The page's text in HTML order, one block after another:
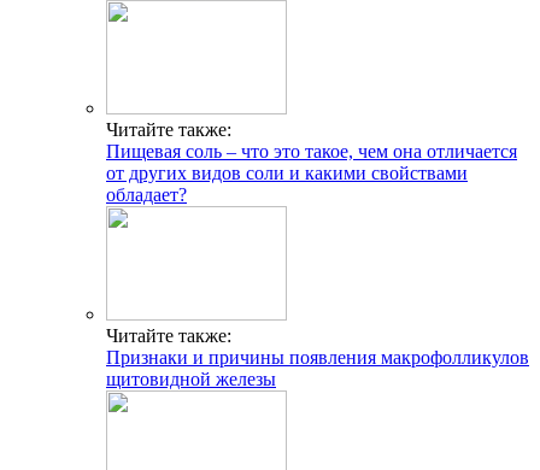
Читайте также:
Пищевая соль – что это такое, чем она отличается
от других видов соли и какими свойствами
обладает?
Читайте также:
Признаки и причины появления макрофолликулов
щитовидной железы